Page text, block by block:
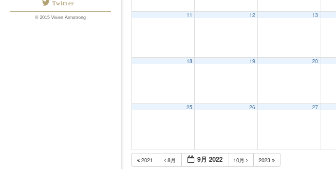
11 12 13
18 19 20
25 26 27
2021 8月 9月 2022 10月 2023
3:00 AM
5:00 AM
Twitter
© 2015 Vivien Armstrong